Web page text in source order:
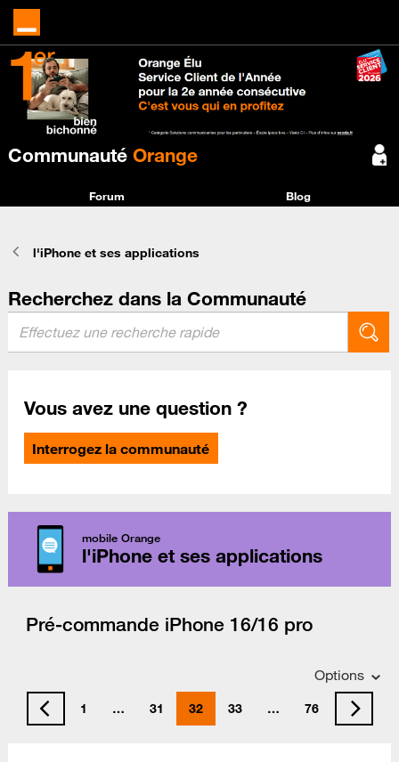
Communauté Orange
Forum Blog
l'iPhone et ses applications
Recherchez dans la Communauté
Vous avez une question ?
Interrogez la communauté
mobile Orange
l'iPhone et ses applications
Pré-commande iPhone 16/16 pro
Options
1 … 31 32 33 … 76